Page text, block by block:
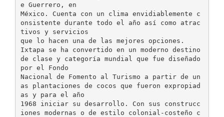
e Guerrero, en
México. Cuenta con un clima envidiablemente c
onsistente durante todo el año así como atrac
tivos y servicios
que lo hacen una de las mejores opciones.
Ixtapa se ha convertido en un moderno destino
de clase y categoría mundial que fue diseñado
por el Fondo
Nacional de Fomento al Turismo a partir de un
as plantaciones de cocos que fueron expropiad
as y para el año
1968 iniciar su desarrollo. Con sus construcc
iones modernas o de estilo colonial-costeño c